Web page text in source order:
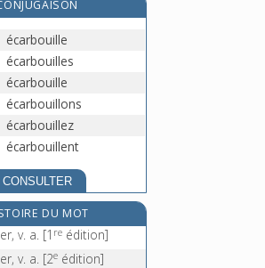
m.
m.
[II], adj.
n. m.
écarbouille
écarbouilles
écarbouille
écarbouillons
écarbouillez
écarbouillent
CONSULTER
DU MOT
v. a. [1 re édition]
v. a. [2e édition]